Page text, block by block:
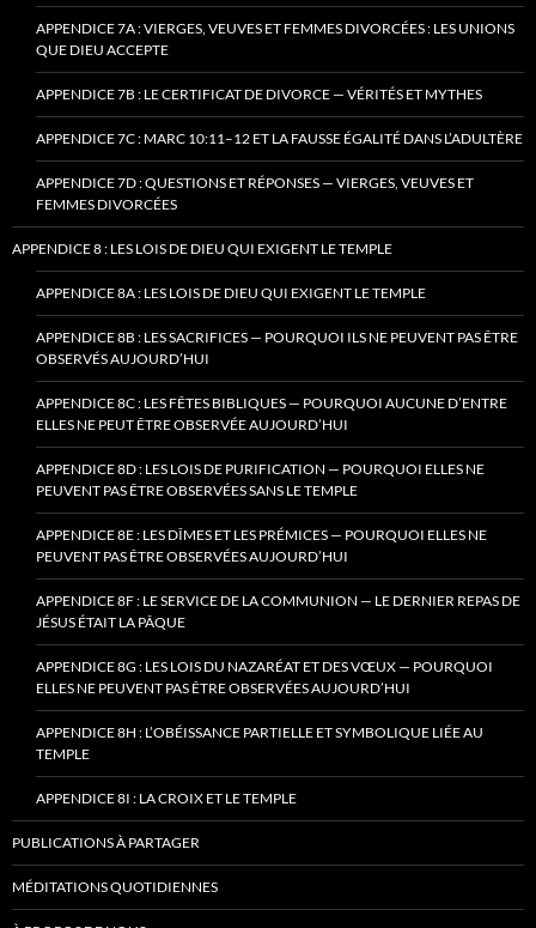
APPENDICE 7A : VIERGES, VEUVES ET FEMMES DIVORCÉES : LES UNIONS
QUE DIEU ACCEPTE
APPENDICE 7B : LE CERTIFICAT DE DIVORCE — VÉRITÉS ET MYTHES
APPENDICE 7C : MARC 10:11–12 ET LA FAUSSE ÉGALITÉ DANS L’ADULTÈRE
APPENDICE 7D : QUESTIONS ET RÉPONSES — VIERGES, VEUVES ET
FEMMES DIVORCÉES
APPENDICE 8 : LES LOIS DE DIEU QUI EXIGENT LE TEMPLE
APPENDICE 8A : LES LOIS DE DIEU QUI EXIGENT LE TEMPLE
APPENDICE 8B : LES SACRIFICES — POURQUOI ILS NE PEUVENT PAS ÊTRE
OBSERVÉS AUJOURD’HUI
APPENDICE 8C : LES FÊTES BIBLIQUES — POURQUOI AUCUNE D’ENTRE
ELLES NE PEUT ÊTRE OBSERVÉE AUJOURD’HUI
APPENDICE 8D : LES LOIS DE PURIFICATION — POURQUOI ELLES NE
PEUVENT PAS ÊTRE OBSERVÉES SANS LE TEMPLE
APPENDICE 8E : LES DÎMES ET LES PRÉMICES — POURQUOI ELLES NE
PEUVENT PAS ÊTRE OBSERVÉES AUJOURD’HUI
APPENDICE 8F : LE SERVICE DE LA COMMUNION — LE DERNIER REPAS DE
JÉSUS ÉTAIT LA PÂQUE
APPENDICE 8G : LES LOIS DU NAZARÉAT ET DES VŒUX — POURQUOI
ELLES NE PEUVENT PAS ÊTRE OBSERVÉES AUJOURD’HUI
APPENDICE 8H : L’OBÉISSANCE PARTIELLE ET SYMBOLIQUE LIÉE AU
TEMPLE
APPENDICE 8I : LA CROIX ET LE TEMPLE
PUBLICATIONS À PARTAGER
MÉDITATIONS QUOTIDIENNES